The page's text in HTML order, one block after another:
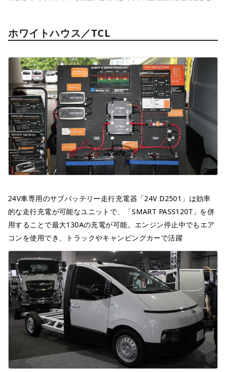
ホワイトハウス／TCL
24V車専用のサブバッテリー走行充電器「24V D2501」は効率
的な走行充電が可能なユニットで、「SMART PASS120T」を併
用することで最大130Aの充電が可能。エンジン停止中でもエア
コンを使用でき、トラックやキャンピングカーで活躍